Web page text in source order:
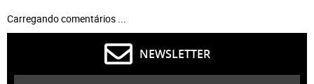
Carregando comentários ...
NEWSLETTER